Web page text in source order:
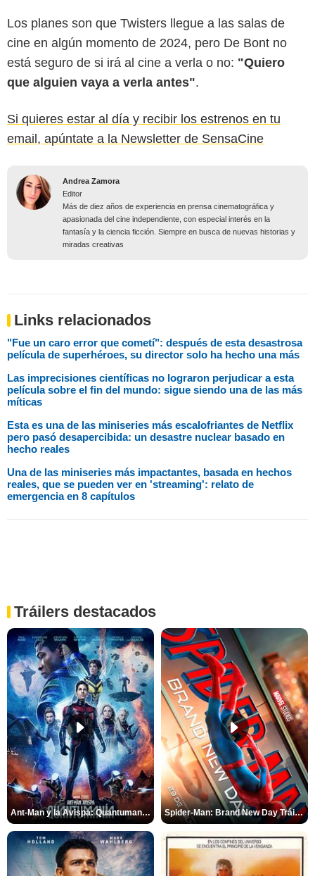
Los planes son que Twisters llegue a las salas de
cine en algún momento de 2024, pero De Bont no
está seguro de si irá al cine a verla o no: "Quiero
que alguien vaya a verla antes".
Si quieres estar al día y recibir los estrenos en tu
email, apúntate a la Newsletter de SensaCine
Andrea Zamora
Editor
Más de diez años de experiencia en prensa cinematográfica y
apasionada del cine independiente, con especial interés en la
fantasía y la ciencia ficción. Siempre en busca de nuevas historias y
miradas creativas
Links relacionados
"Fue un caro error que cometí": después de esta desastrosa
película de superhéroes, su director solo ha hecho una más
Las imprecisiones científicas no lograron perjudicar a esta
película sobre el fin del mundo: sigue siendo una de las más
míticas
Esta es una de las miniseries más escalofriantes de Netflix
pero pasó desapercibida: un desastre nuclear basado en
hecho reales
Una de las miniseries más impactantes, basada en hechos
reales, que se pueden ver en 'streaming': relato de
emergencia en 8 capítulos
Tráilers destacados
Ant-Man y la Avispa: Quantumanía Tráiler (2) Spider-Man: Brand New Day Tráiler (3)